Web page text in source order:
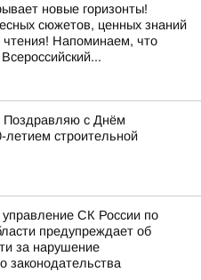
новые горизонты!
сюжетов, ценных знаний
Напоминаем, что
Поздравляю с Днём
летием строительной
СК России по
предупреждает об
за нарушение
законодательства